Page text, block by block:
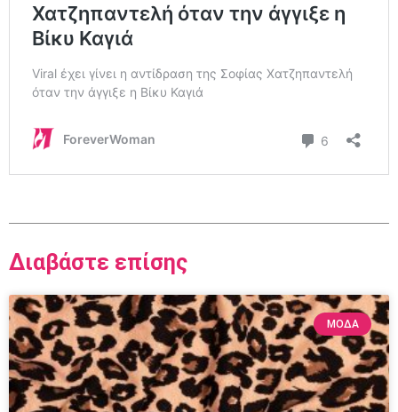
Διαβάστε επίσης
ΜΟΔΑ